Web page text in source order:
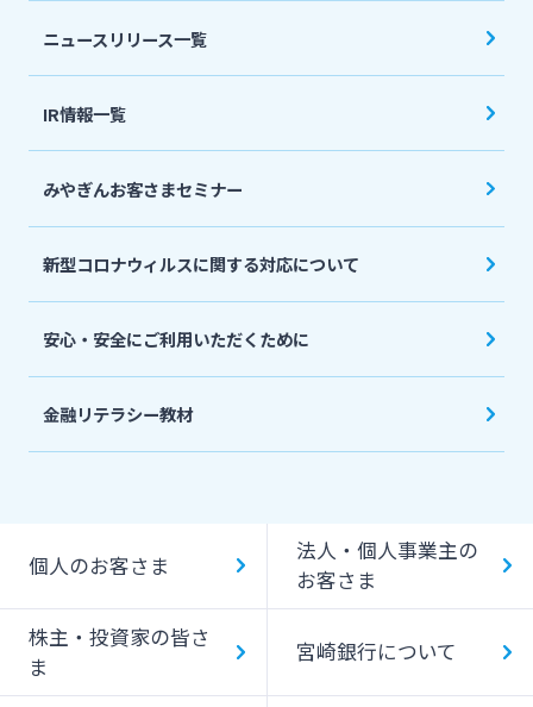
ニュースリリース一覧
IR情報一覧
みやぎんお客さまセミナー
新型コロナウィルスに関する対応について
安心・安全にご利用いただくために
金融リテラシー教材
個人のお客さま
法人・個人事業主の
お客さま
株主・投資家の皆さ
ま
宮崎銀行について